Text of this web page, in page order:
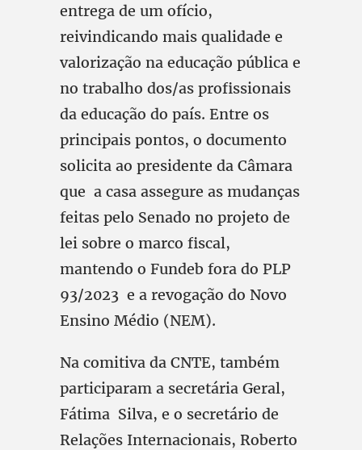
entrega de um ofício,
reivindicando mais qualidade e
valorização na educação pública e
no trabalho dos/as profissionais
da educação do país. Entre os
principais pontos, o documento
solicita ao presidente da Câmara
que a casa assegure as mudanças
feitas pelo Senado no projeto de
lei sobre o marco fiscal,
mantendo o Fundeb fora do PLP
93/2023 e a revogação do Novo
Ensino Médio (NEM).
Na comitiva da CNTE, também
participaram a secretária Geral,
Fátima Silva, e o secretário de
Relações Internacionais, Roberto